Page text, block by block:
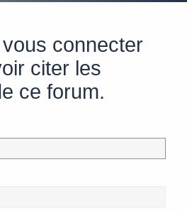
connecter
citer les
ce forum.